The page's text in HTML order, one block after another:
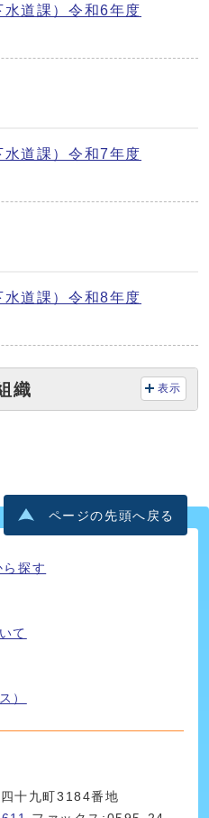
道課）令和6年度
道課）令和7年度
道課）令和8年度
織 表示
ページの先頭へ戻る
ら探す
て
）
十九町3184番地